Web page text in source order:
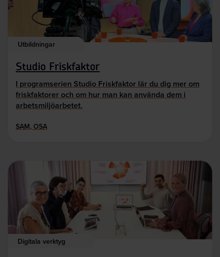
Utbildningar
Studio Friskfaktor
I programserien Studio Friskfaktor lär du dig mer om
friskfaktorer och om hur man kan använda dem i
arbetsmiljöarbetet.
SAM, OSA
Digitala verktyg